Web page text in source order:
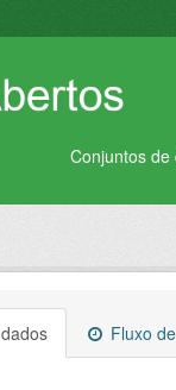
Conjuntos de
Fluxo